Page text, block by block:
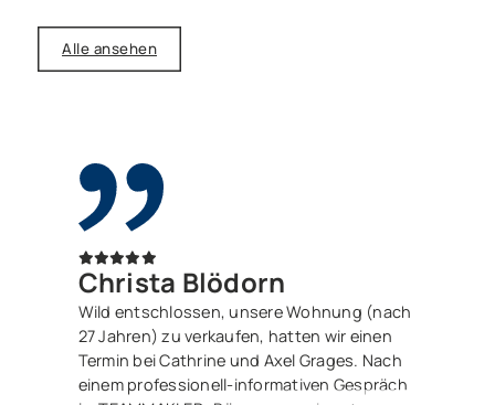
Alle ansehen
Christa Blödorn
Wild entschlossen, unsere Wohnung (nach
27 Jahren) zu verkaufen, hatten wir einen
Termin bei Cathrine und Axel Grages. Nach
einem professionell-informativen Gespräch